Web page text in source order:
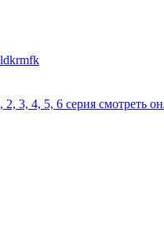
3, 4, 5, 6 серия смотреть